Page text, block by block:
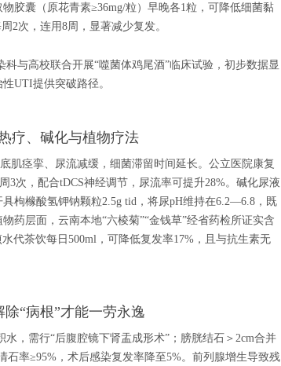
胶囊（原花青素≥36mg/粒）早晚各1粒，可降低细菌黏
2次，连用8周，显著减少复发。
与高校联合开展“噬菌体鸡尾酒”临床试验，初步数据显
UTI提供突破路径。
疗、碱化与植物疗法
肌痉挛、尿流减缓，细菌滞留时间延长。公立医院康复
3次，配合tDCS神经调节，尿流率可提升28%。碱化尿液
枸橼酸氢钾钠颗粒2.5g tid，将尿pH维持在6.2—6.8，既
药层面，云南本地“六棱菊”“金钱草”经省药检所证实含
代茶饮每日500ml，可降低复发率17%，且与抗生素无
“病根”才能一劳永逸
，需行“后腹腔镜下肾盂成形术”；膀胱结石＞2cm合并
石率≥95%，术后感染复发率降至5%。前列腺增生导致残